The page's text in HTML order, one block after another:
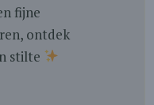
fijne
ontdek
stilte